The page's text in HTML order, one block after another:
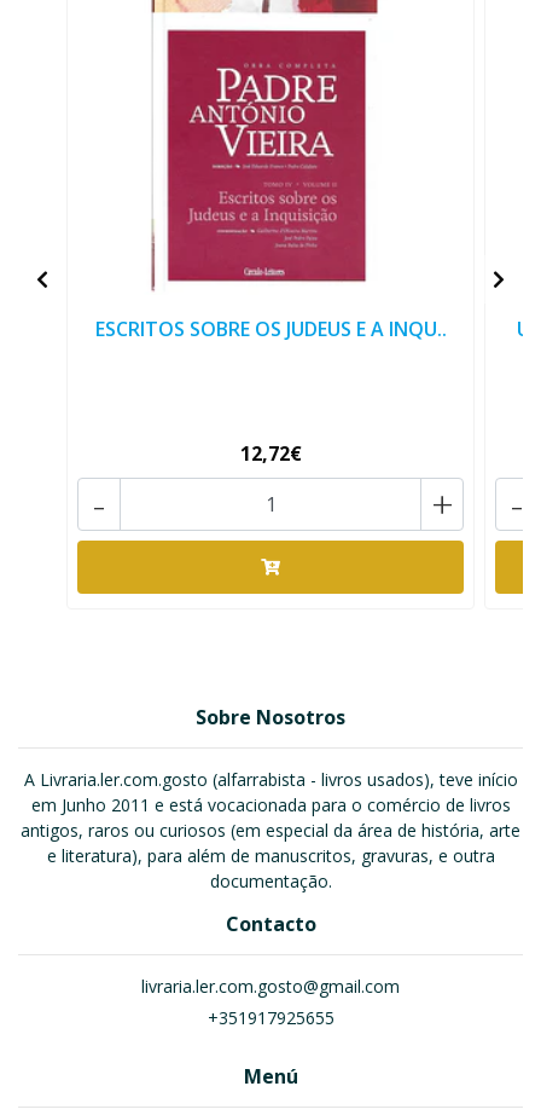
ESCRITOS SOBRE OS JUDEUS E A INQU..
12,72€
+
- -
Sobre Nosotros
A Livraria.ler.com.gosto (alfarrabista - livros usados), teve início
em Junho 2011 e está vocacionada para o comércio de livros
antigos, raros ou curiosos (em especial da área de história, arte
e literatura), para além de manuscritos, gravuras, e outra
documentação.
Contacto
livraria.ler.com.gosto@gmail.com
+351917925655
Menú